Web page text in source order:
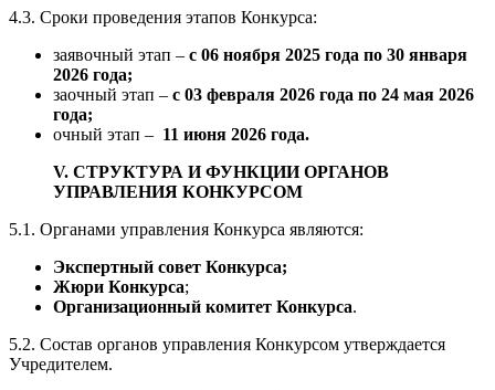
4.3. Сроки проведения этапов Конкурса:
заявочный этап – с 06 ноября 2025 года по 30 января
2026 года;
заочный этап – с 03 февраля 2026 года по 24 мая 2026
года;
очный этап – 11 июня 2026 года.
V. СТРУКТУРА И ФУНКЦИИ ОРГАНОВ
УПРАВЛЕНИЯ КОНКУРСОМ
5.1. Органами управления Конкурса являются:
Экспертный совет Конкурса;
Жюри Конкурса;
Организационный комитет Конкурса.
5.2. Состав органов управления Конкурсом утверждается
Учредителем.